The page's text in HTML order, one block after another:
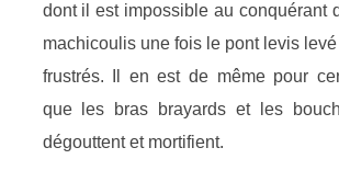
dont il est impossible au conquérant
machicoulis une fois le pont levis
frustrés. Il en est de même pour
que les bras brayards et les
dégouttent et mortifient.